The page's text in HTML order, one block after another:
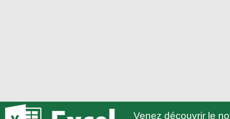
Venez découvrir le